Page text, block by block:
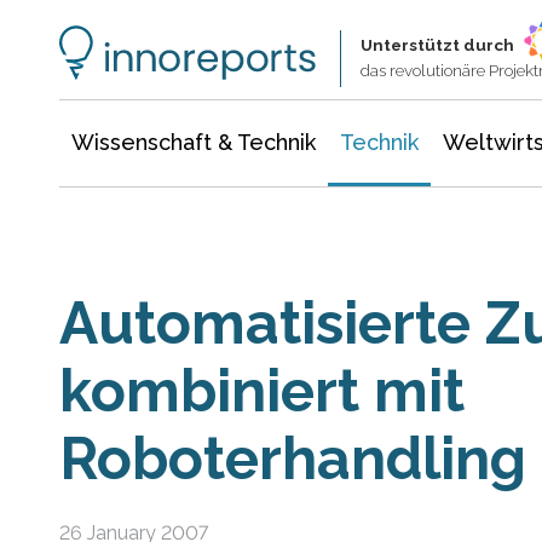
Unterstützt durch
das revolutionäre
Wissenschaft & Technik Technik
Automatisierte
kombiniert mit
Roboterhandling
26 January 2007